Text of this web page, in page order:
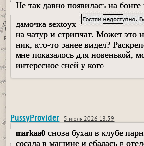
Не так давно появилась на
дамочка sextoyx
на чатур и стрипчат. Может это
ник, кто-то ранее видел?
мне показалось для новенькой,
интересное сней у кого
PussyProvider 5 июля 2026 18:59
markaa0 снова бухая в клубе
сосала в машине и ебалась в